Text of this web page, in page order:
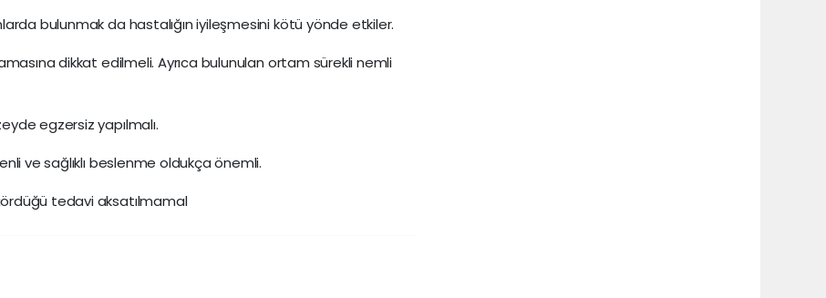
bulunmak da hastalığın iyileşmesini kötü yönde etkiler.
dikkat edilmeli. Ayrıca bulunulan ortam sürekli nemli
egzersiz yapılmalı.
ve sağlıklı beslenme oldukça önemli.
tedavi aksatılmamal